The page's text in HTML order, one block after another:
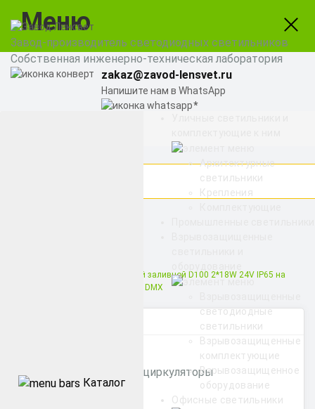
Меню
Завод-производитель светодиодных светильников
Собственная инженерно-техническая лаборатория
zakaz@zavod-lensvet.ru
Напишите нам в WhatsApp
Каталог
Архитектурные
светильники
Крепления
светодиодные
светильники
Взрывозащищенные
комплектующие
Взрывозащищенное
оборудование
Офисные светильники
Светильник двухсторонний заливной D100 2*18W 24V IP65 на
светодиодах CREE (США) RGB DMX
Бактерицидные рециркуляторы